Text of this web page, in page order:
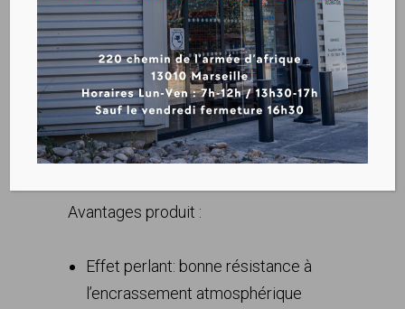
PARA-THERM solixane
lisse
Télécharger la fiche produit
Avantages produit :
Effet perlant: bonne résistance à
l’encrassement atmosphérique